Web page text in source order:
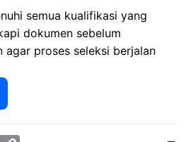
semua kualifikasi yang
dokumen sebelum
agar proses seleksi berjalan